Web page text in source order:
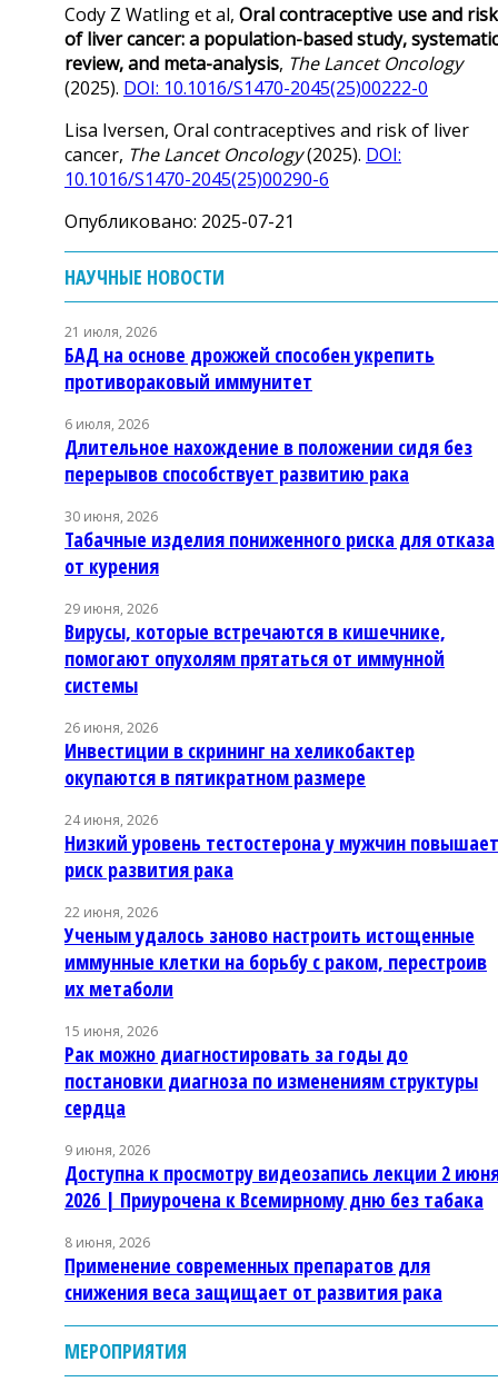
Cody Z Watling et al, Oral contraceptive use and risk
of liver cancer: a population-based study, systematic
review, and meta-analysis, The Lancet Oncology
(2025). DOI: 10.1016/S1470-2045(25)00222-0
Lisa Iversen, Oral contraceptives and risk of liver
cancer, The Lancet Oncology(2025). DOI:
10.1016/S1470-2045(25)00290-6
Опубликовано: 2025-07-21
НАУЧНЫЕ НОВОСТИ
21 июля, 2026
БАД на основе дрожжей способен укрепить
противораковый иммунитет
6 июля, 2026
Длительное нахождение в положении сидя без
перерывов способствует развитию рака
30 июня, 2026
Табачные изделия пониженного риска для отказа
от курения
29 июня, 2026
Вирусы, которые встречаются в кишечнике,
помогают опухолям прятаться от иммунной
системы
26 июня, 2026
Инвестиции в скрининг на хеликобактер
окупаются в пятикратном размере
24 июня, 2026
Низкий уровень тестостерона у мужчин повышает
риск развития рака
22 июня, 2026
Ученым удалось заново настроить истощенные
иммунные клетки на борьбу с раком, перестроив
их метаболи
15 июня, 2026
Рак можно диагностировать за годы до
постановки диагноза по изменениям структуры
сердца
9 июня, 2026
Доступна к просмотру видеозапись лекции 2
2026 | Приурочена к Всемирному дню без табака
8 июня, 2026
Применение современных препаратов для
снижения веса защищает от развития рака
МЕРОПРИЯТИЯ